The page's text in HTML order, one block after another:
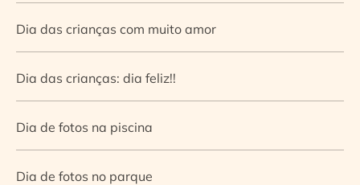
Dia das crianças com muito amor
Dia das crianças: dia feliz!!
Dia de fotos na piscina
Dia de fotos no parque